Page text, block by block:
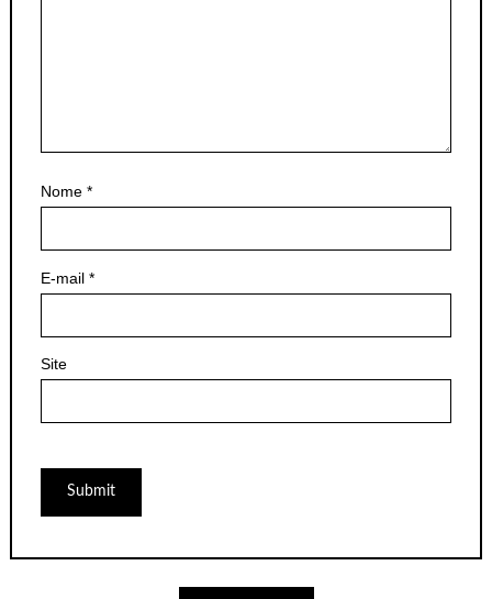
Nome *
E-mail *
Site